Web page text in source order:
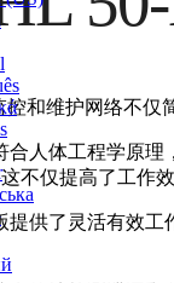
控和维护网络不仅
合人体工程学原
不仅提高了工作
提供了灵活有效